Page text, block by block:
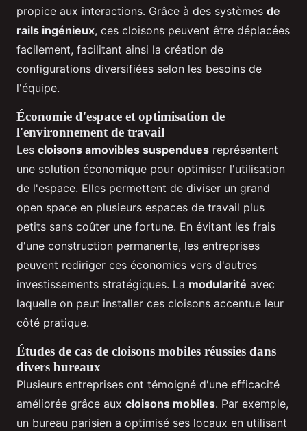
propice aux interactions. Grâce à des systèmes de
rails ingénieux, ces cloisons peuvent être déplacées
facilement, facilitant ainsi la création de
configurations diversifiées selon les besoins de
l'équipe.
Économie d'espace et optimisation de
l'environnement de travail
Les cloisons amovibles suspendues représentent
une solution économique pour optimiser l'utilisation
de l'espace. Elles permettent de diviser un grand
open space en plusieurs espaces de travail plus
petits sans coûter une fortune. En évitant les frais
d'une construction permanente, les entreprises
peuvent rediriger ces économies vers d'autres
investissements stratégiques. La modularité avec
laquelle on peut installer ces cloisons accentue leur
côté pratique.
Études de cas de cloisons mobiles réussies dans
divers bureaux
Plusieurs entreprises ont témoigné d'une efficacité
améliorée grâce aux cloisons mobiles. Par exemple,
un bureau parisien a optimisé ses locaux en utilisant